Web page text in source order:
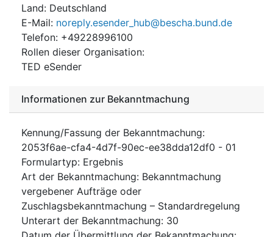
Land: Deutschland
E-Mail: noreply.esender_hub@bescha.bund.de
Telefon: +49228996100
Rollen dieser Organisation:
TED eSender
Informationen zur Bekanntmachung
Kennung/Fassung der Bekanntmachung:
2053f6ae-cfa4-4d7f-90ec-ee38dda12df0 - 01
Formulartyp: Ergebnis
Art der Bekanntmachung: Bekanntmachung
vergebener Aufträge oder
Zuschlagsbekanntmachung – Standardregelung
Unterart der Bekanntmachung: 30